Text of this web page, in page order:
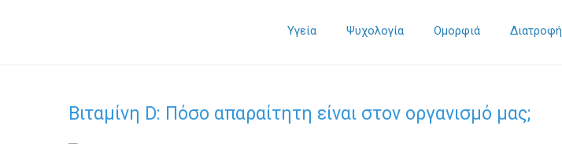
Υγεία Ψυχολογία Ομορφιά Διατροφή
Βιταμίνη D: Πόσο απαραίτητη είναι στον οργανισμό μας;